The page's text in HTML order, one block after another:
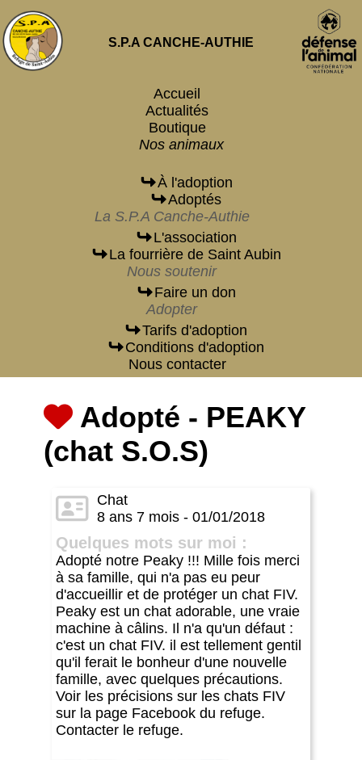
S.P.A CANCHE-AUTHIE
Accueil
Actualités
Boutique
Nos animaux
À l'adoption
Adoptés
La S.P.A Canche-Authie
L'association
La fourrière de Saint Aubin
Nous soutenir
Faire un don
Adopter
Tarifs d'adoption
Conditions d'adoption
Nous contacter
Adopté - PEAKY
(chat S.O.S)
Chat
8 ans 7 mois - 01/01/2018
Quelques mots sur moi :
Adopté notre Peaky !!! Mille fois merci
à sa famille, qui n'a pas eu peur
d'accueillir et de protéger un chat FIV.
Peaky est un chat adorable, une vraie
machine à câlins. Il n'a qu'un défaut :
c'est un chat FIV. il est tellement gentil
qu'il ferait le bonheur d'une nouvelle
famille, avec quelques précautions.
Voir les précisions sur les chats FIV
sur la page Facebook du refuge.
Contacter le refuge.